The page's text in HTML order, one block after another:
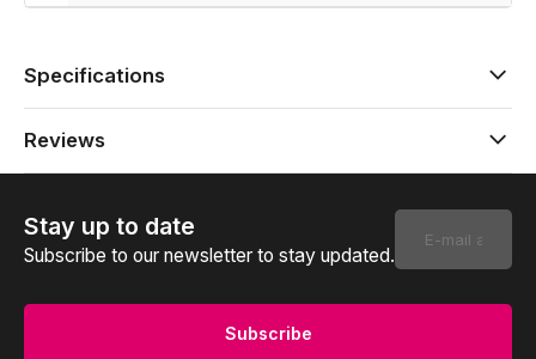
Specifications
Reviews
Stay up to date
Subscribe to our newsletter to stay updated.
Subscribe